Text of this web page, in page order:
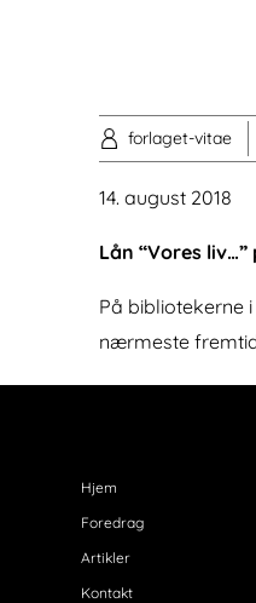
forlaget-vitae
14. august 2018
Lån “Vores
På bibliotekerne
nærmeste
Hjem
Foredrag
Artikler
Kontakt